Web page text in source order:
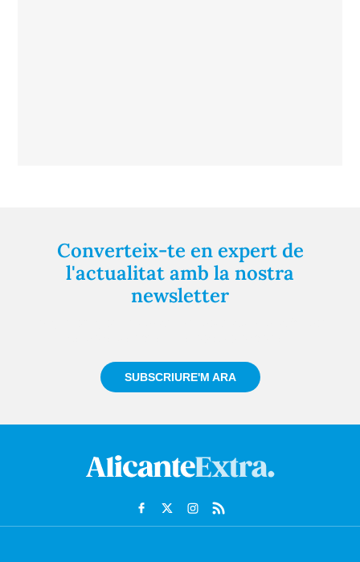
Converteix-te en expert de
l'actualitat amb la nostra
newsletter
SUBSCRIURE'M ARA